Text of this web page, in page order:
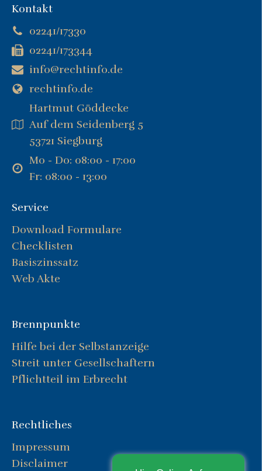
Kontakt
02241/17330
02241/173344
info@rechtinfo.de
rechtinfo.de
Hartmut Göddecke
Auf dem Seidenberg 5
53721 Siegburg
Mo - Do: 08:00 - 17:00
Fr: 08:00 - 13:00
Service
Download Formulare
Checklisten
Basiszinssatz
Web Akte
Brennpunkte
Hilfe bei der Selbstanzeige
Streit unter Gesellschaftern
Pflichtteil im Erbrecht
Rechtliches
Impressum
Disclaimer